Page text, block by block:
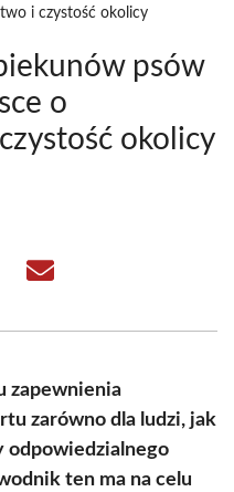
i czystość okolicy
psów
o
okolicy
Share
zapewnienia
zarówno dla ludzi, jak
odpowiedzialnego
ten ma na celu